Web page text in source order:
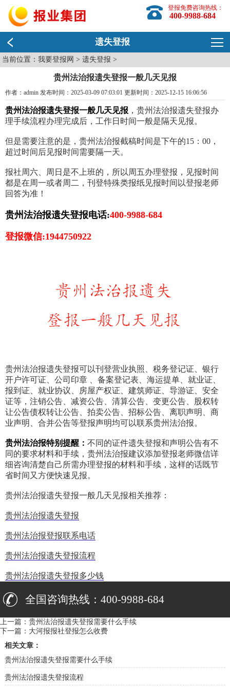
登报免费咨询热线：
400-9988-684
遗失登报
当前位置：我要登报网 >遗失登报 >
贵州法治报遗失登报一般几天见报
作者：admin 发布时间：2025-03-09 07:03:01 更新时间：2025-12-15 16:06:56
贵州法治报遗失登报一般几天见报 ，贵州法治报遗失登报办
理手续流程办理完成后，工作日时间一般是隔天见报。
但是需要注意的是，贵州法治报截稿时间是下午的15：00，
超过时间后见报时间需要隔一天。
报社周六、周日是不上班的，所以周五办理登报，见报时间
都是在周一或者周二，刊登特殊类报纸见报时间以登报老师
回答为准！
贵州法治报遗失登报电话:400-9988-684
登报微信:1944750922
贵州法治报遗失登报可以刊登营业执照、税务登记证、银行
开户许可证、公司印章 、备案登记表、海运提单、就业证、
报到证、就业协议、房屋产权证、建筑师证、导游证、安全
证等，注销公告、减资公告、清算公告、变更公告、股权转
让公告债权转让公告、拍卖公告、招标公告、离职声明、商
业声明、合并公告等登报声明均可以联系贵州法治报。
贵州法治报特别提醒： 不同的证件遗失登报和声明公告有不
同的要求材料和手续，贵州法治报建议添加登报老师微信详
细咨询清楚自己所需办理登报的材料和手续，这样的话既节
省时间又方便快速见报。
贵州法治报遗失登报一般几天见报相关推荐：
贵州法治报遗失登报
贵州法治报登报联系电话
贵州法治报遗失登报流程
贵州法治报遗失登报多少钱
全国咨询热线：400-9988-684
上一篇： 贵州法治报遗失登报需要什么手续
下一篇： 大河报报社登报怎么收费
相关文章：
贵州法治报遗失登报需要什么手续
贵州法治报遗失登报流程